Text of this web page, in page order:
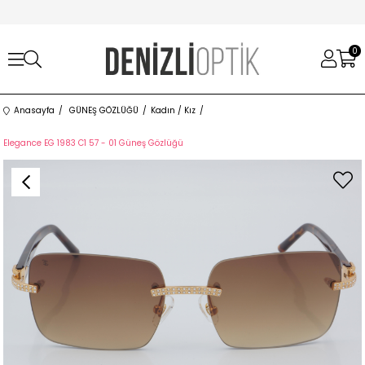
0
Anasayfa GÜNEŞ GÖZLÜĞÜ Kadın / Kız
Elegance EG 1983 C1 57 - 01 Güneş Gözlüğü